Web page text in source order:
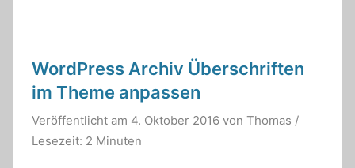
WordPress Archiv Überschriften
im Theme anpassen
Veröffentlicht am 4. Oktober 2016 von Thomas /
Lesezeit: 2 Minuten